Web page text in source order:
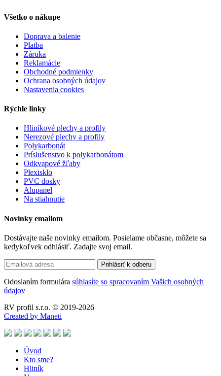
Všetko o nákupe
Doprava a balenie
Platba
Záruka
Reklamácie
Obchodné podmienky
Ochrana osobných údajov
Nastavenia cookies
Rýchle linky
Hliníkové plechy a profily
Nerezové plechy a profily
Polykarbonát
Príslušenstvo k polykarbonátom
Odkvapové žľaby
Plexisklo
PVC dosky
Alupanel
Na stiahnutie
Novinky emailom
Dostávajte naše novinky emailom. Posielame občasne, môžete sa
kedykoľvek odhlásiť. Zadajte svoj email.
Odoslaním formulára súhlasíte so spracovaním Vašich osobných
údajov
RV profil s.r.o. © 2019-2026
Created by Maneti
Úvod
Kto sme?
Hliník